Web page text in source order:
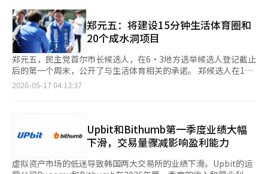
仅为20%至30%。尤其是在远处转移阶段，生存率急剧下降。早
期发现是决定生存的关键因素。治疗方案因病期而异。若癌症局限
于胆囊，手术是最佳选择。然而，实际上能够完全切除的患者并不
多，许多患者在发现时已处于晚期。在这种情况下，化疗、免疫治
疗和放疗等会被结合使用。最近，免疫抗癌药物的联合疗法在部分
患者中显示出潜力，但仍难以视为根本解决方案。最终，答案只有
一个：“早期发现”。高丽大学九老医院消化内科教授金孝贞表
示：“胆囊癌的预后在很大程度上取决于早期发现，因此定期检查
或局部壁肥厚需要持续观察其大小和变化，年轻人也应通过专业医
生咨询进行追踪观察。胆囊疾病与肥胖和代谢疾病相关，因此需要
译与编辑。
示：“我平时习惯购买年金彩票，某天突然想起了远处的销售点，
便走了过去。刚进店就被一个号码组合吸引，便和彩票一起购买
了。” 他回忆道：“几天后查看中奖号码时，熟悉的数字一个个
出现，最终竟然中奖了。我当时非常惊讶，立刻给女儿打电话分享
这个消息，女儿也像自己的事一样高兴地祝贺我。” 他表
示：“最近因家务和健康问题辞职，感到非常疲惫，这次中奖给了
我很大的安慰。现在我想放下些许担忧，和家人一起过得更加和
睦。” 这位中奖者在光州光山区的一家彩票销售点购买彩票时，
示：“打算偿还贷款，并为家人使用。” 另一方面，第1224期彩
票中奖号码将在今天（16日）下午8点35分后公布。
郑元五：将建设15分钟生活体育圈和
20个成水洞项目
郑元五，民主党首尔市长候选人，在6·3地方选举候选人登记截止
后的第一个周末，公开了与生活体育相关的承诺。 郑候选人在16
日的Facebook上承诺建设“15分钟生活体育圈”和“首尔热地20
扩展生活体育空间等。 此外，他还提出将退休运动员和生活体育
指导者安排为“我们社区的运动医生”，并扩大针对幼儿和女性的
定制体育项目，以帮助体育弱势群体。 郑候选人还承诺通过建立
针对中老年人和退休者的“人生第二幕平台”，在首尔市内所有街
2026-05-17 04:13:37
Upbit和Bithumb第一季度业绩大幅
下滑，交易量骤减影响盈利能力
虚拟资产市场的低迷导致韩国两大交易所的业绩下滑。Upbit的运